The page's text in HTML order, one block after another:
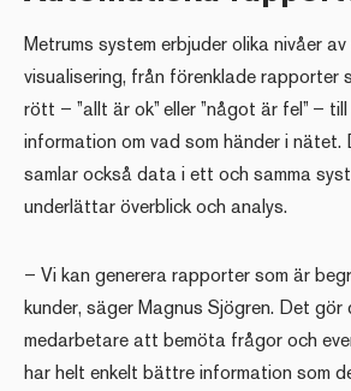
Metrums system erbjuder olika nivåer
visualisering, från förenklade rapporter
rött – ”allt är ok” eller ”något är fel” –
information om vad som händer i nätet.
samlar också data i ett och samma
underlättar överblick och analys.
– Vi kan generera rapporter som är
kunder, säger Magnus Sjögren. Det
medarbetare att bemöta frågor och
har helt enkelt bättre information som